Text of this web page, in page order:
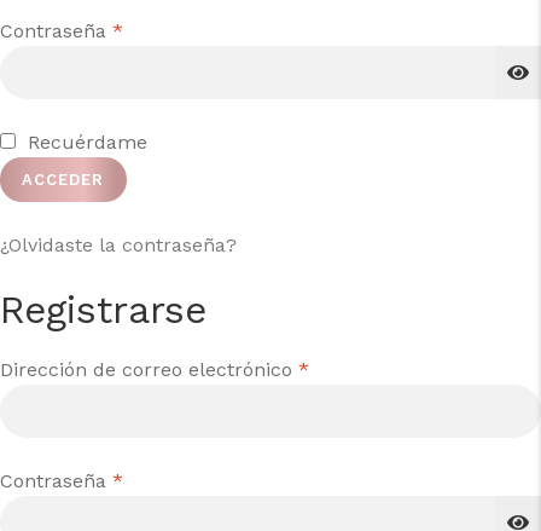
Contraseña *
Recuérdame
ACCEDER
¿Olvidaste la contraseña?
Registrarse
Dirección de correo electrónico *
Contraseña *